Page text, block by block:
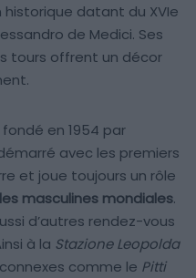
historique datant du XVIe
de Medici. Ses
tours offrent un décor
en 1954 par
avec les premiers
et joue toujours un rôle
masculines mondiales.
d’autres rendez-vous
à la Stazione Leopolda
comme le Pitti